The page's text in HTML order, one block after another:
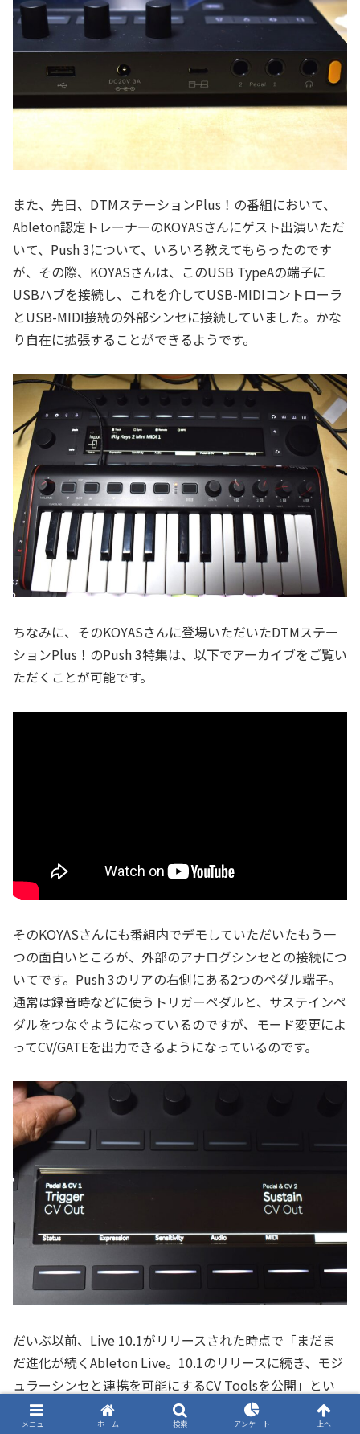
また、先日、DTMステーションPlus！の番組において、
Ableton認定トレーナーのKOYASさんにゲスト出演いただ
いて、Push 3について、いろいろ教えてもらったのです
が、その際、KOYASさんは、このUSB TypeAの端子に
USBハブを接続し、これを介してUSB-MIDIコントローラ
とUSB-MIDI接続の外部シンセに接続していました。かな
り自在に拡張することができるようです。
ちなみに、そのKOYASさんに登場いただいたDTMステー
ションPlus！のPush 3特集は、以下でアーカイブをご覧い
ただくことが可能です。
そのKOYASさんにも番組内でデモしていただいたもう一
つの面白いところが、外部のアナログシンセとの接続につ
いてです。Push 3のリアの右側にある2つのペダル端子。
通常は録音時などに使うトリガーペダルと、サステインペ
ダルをつなぐようになっているのですが、モード変更によ
ってCV/GATEを出力できるようになっているのです。
だいぶ以前、Live 10.1がリリースされた時点で「まだま
だ進化が続くAbleton Live。10.1のリリースに続き、モジ
ュラーシンセと連携を可能にするCV Toolsを公開」とい
う記事でCV Toolsという拡張機能について紹介したこと
がありました。このCV Toolsの最新版を使うことで、この
メニュー ホーム 検索 アンケート 上へ